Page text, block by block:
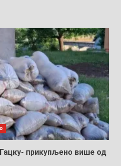
прикупљено више од